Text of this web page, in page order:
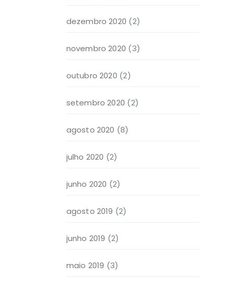
dezembro 2020 (2)
novembro 2020 (3)
outubro 2020 (2)
setembro 2020 (2)
agosto 2020 (8)
julho 2020 (2)
junho 2020 (2)
agosto 2019 (2)
junho 2019 (2)
maio 2019 (3)